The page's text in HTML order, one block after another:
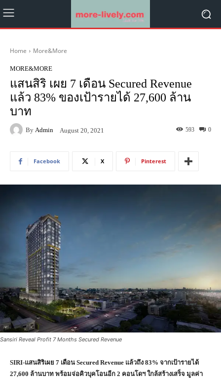
Home More&More
MORE&MORE
แสนสิริ เผย 7 เดือน Secured Revenue
แล้ว 83% ของเป้ารายได้ 27,600 ล้าน
บาท
By Admin August 20, 2021 0
593
Facebook X Pinterest
Sansiri Reveal Profit 7 Months Secured Revenue
SIRI-แสนสิริเผย 7 เดือน Secured Revenue แล้วถึง 83% จากเป้ารายได้
27,600 ล้านบาท พร้อมจ่อคิวบุคโอนอีก 2 คอนโดฯ ใกล้สร้างเสร็จ มูลค่า